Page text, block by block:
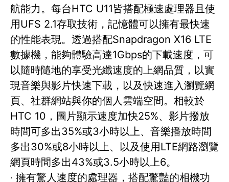
航能力。每台HTC U11皆搭配極速處理器且使
用UFS 2.1存取技術，記憶體可以擁有最快速
的性能表現。透過搭配Snapdragon X16 LTE
數據機，能夠體驗高達1Gbps的下載速度，可
以隨時隨地的享受光纖速度的上網品質，以實
現音樂與影片快速下載，以及快速進入瀏覽網
頁、社群網站與你的個人雲端空間。相較於
HTC 10，圖片顯示速度加快25%、影片撥放
時間可多出35%或3小時以上、音樂播放時間
多出30%或8小時以上、以及使用LTE網路瀏覽
網頁時間多出43%或3.5小時以上6。
‧ 擁有驚人速度的處理器，搭配驚豔的相機功